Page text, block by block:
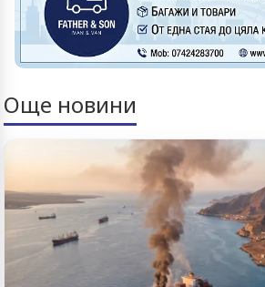
Още новини